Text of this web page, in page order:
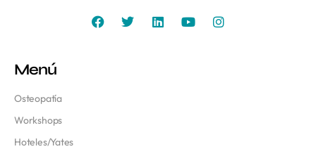
Menú
Osteopatía
Workshops
Hoteles/Yates